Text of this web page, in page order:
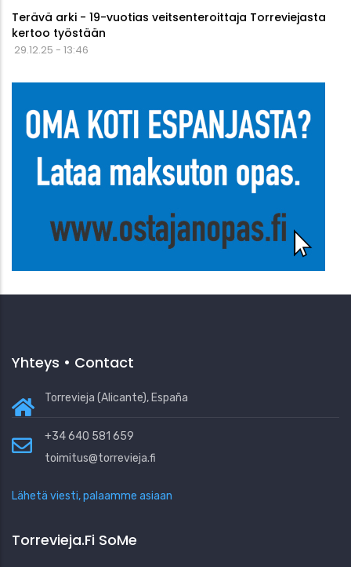
Terävä arki - 19-vuotias veitsenteroittaja Torreviejasta
kertoo työstään
29.12.25 - 13:46
Yhteys • Contact
Torrevieja (Alicante), España
+34 640 581 659
toimitus@torrevieja.fi
Lähetä viesti, palaamme asiaan
Torrevieja.fi SoMe